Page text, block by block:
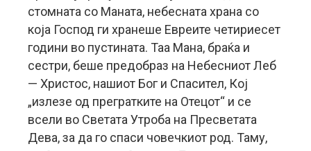
стомната со Маната, небесната храна со
која Господ ги хранеше Евреите четириесет
години во пустината. Таа Мана, браќа и
сестри, беше предобраз на Небесниот Леб
— Христос, нашиот Бог и Спасител, Кој
„излезе од прегратките на Отецот“ и се
всели во Светата Утроба на Пресветата
Дева, за да го спаси човечкиот род. Таму,